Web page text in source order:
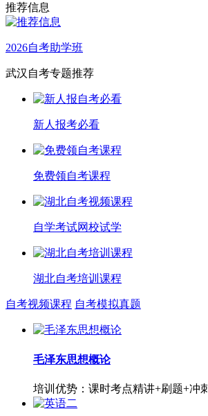
推荐信息
2026自考助学班
武汉自考专题推荐
新人报考必看
免费领自考课程
自学考试网校试学
湖北自考培训课程
自考视频课程 自考模拟真题
毛泽东思想概论
培训优势：课时考点精讲+刷题+冲